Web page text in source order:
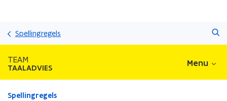
Spellingregels
TEAM
TAALADVIES Menu
Gedaan
Spellingregels